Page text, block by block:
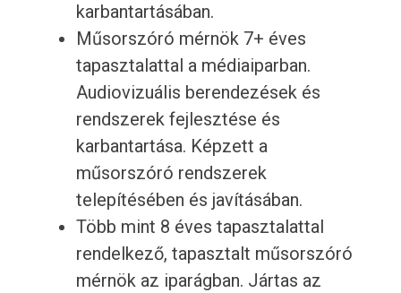
karbantartásában.
Műsorszóró mérnök 7+ éves
tapasztalattal a médiaiparban.
Audiovizuális berendezések és
rendszerek fejlesztése és
karbantartása. Képzett a
műsorszóró rendszerek
telepítésében és javításában.
Több mint 8 éves tapasztalattal
rendelkező, tapasztalt műsorszóró
mérnök az iparágban. Jártas az